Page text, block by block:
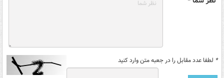
* لطفا عدد مقابل را در جعبه متن وارد کنید